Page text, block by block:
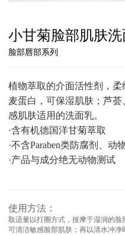
小甘菊脸部肌肤
脸部唇部系列
植物萃取的介面活性剂，
麦蛋白，可保湿肌肤；芦
感肌肤适用的洗面乳。
·含有机德国洋甘菊萃取
·不含Paraben类防腐剂、动
·产品与成分绝无动物测试
使用方法：
取适量以打圈方式，按摩于湿润的
可清洁敏感脸部肌肤；再以清水冲